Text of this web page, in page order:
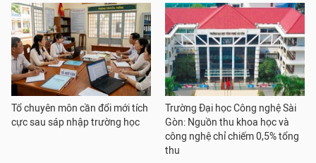
Tổ chuyên môn cần đổi mới tích
cực sau sáp nhập trường học
Trường Đại học Công nghệ Sài
Gòn: Nguồn thu khoa học và
công nghệ chỉ chiếm 0,5% tổng
thu